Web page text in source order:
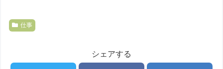
仕事
シェアする